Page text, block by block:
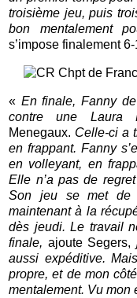
troisième jeu, puis
bon mentalement
s’impose finalement
« En finale, Fanny
contre une Laura
Menegaux. Celle-ci a
en frappant. Fanny
en volleyant, en
Elle n’a pas de
Son jeu se met de
maintenant à la
dès jeudi. Le travail
finale, ajoute Segers,
aussi expéditive.
propre, et de mon
mentalement. Vu mon